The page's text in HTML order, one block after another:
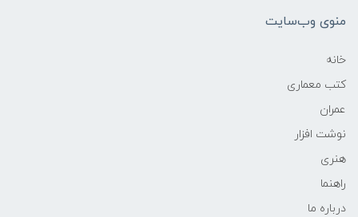
منوی وب‌سایت
خانه
کتب معماری
عمران
نوشت افزار
هنری
راهنما
درباره ما